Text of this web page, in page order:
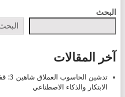
POSTS
البحث
آخر المقالات
تدشين
الابتكار والذكاء الاصطناعي